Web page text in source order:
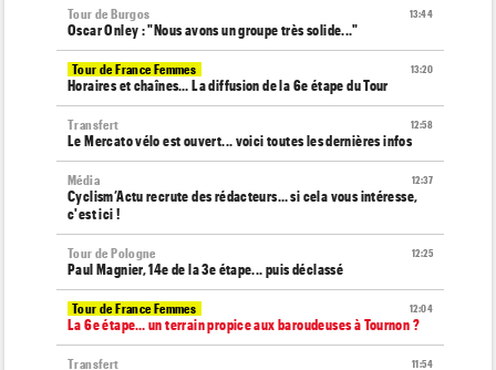
13:44
Tour de Burgos
Oscar Onley : "Nous avons un groupe très solide..."
13:20
Tour de France Femmes
Horaires et chaînes… La diffusion de la 6e étape du Tour
12:58
Transfert
Le Mercato vélo est ouvert... voici toutes les dernières infos
12:37
Média
Cyclism’Actu recrute des rédacteurs… si cela vous intéresse,
c'est ici !
12:25
Tour de Pologne
Paul Magnier, 14e de la 3e étape... puis déclassé
12:04
Tour de France Femmes
La 6e étape… un terrain propice aux baroudeuses à Tournon ?
11:54
Transfert